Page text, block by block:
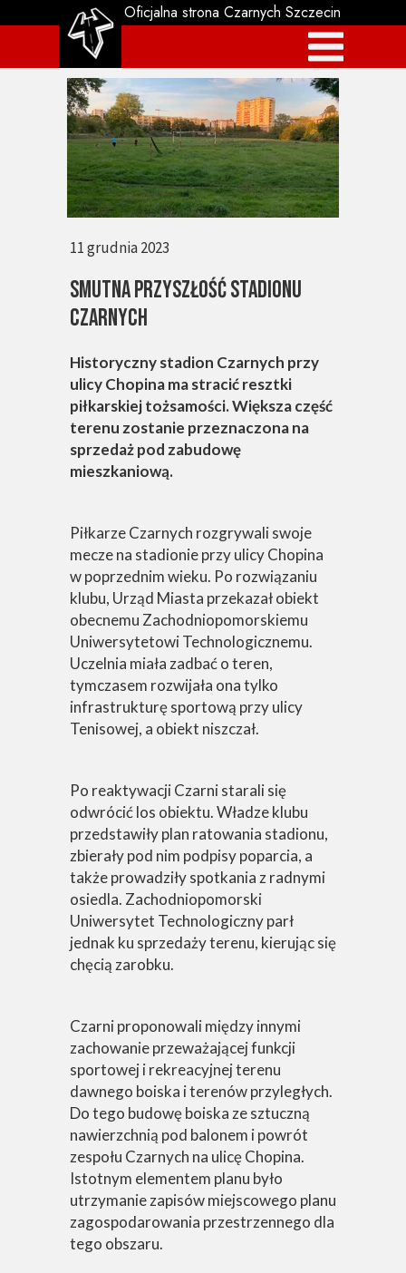
Historyczny stadion Czarnych przy
ulicy Chopina ma stracić resztki
piłkarskiej tożsamości. Większa część
terenu zostanie przeznaczona na
sprzedaż pod zabudowę
mieszkaniową.
Piłkarze Czarnych rozgrywali swoje
mecze na stadionie przy ulicy Chopina
w poprzednim wieku. Po rozwiązaniu
klubu, Urząd Miasta przekazał obiekt
obecnemu Zachodniopomorskiemu
Uniwersytetowi Technologicznemu.
Uczelnia miała zadbać o teren,
tymczasem rozwijała ona tylko
infrastrukturę sportową przy ulicy
Tenisowej, a obiekt niszczał.
Po reaktywacji Czarni starali się
odwrócić los obiektu. Władze klubu
przedstawiły plan ratowania stadionu,
zbierały pod nim podpisy poparcia, a
także prowadziły spotkania z radnymi
osiedla. Zachodniopomorski
Uniwersytet Technologiczny parł
jednak ku sprzedaży terenu, kierując się
chęcią zarobku.
Czarni proponowali między innymi
zachowanie przeważającej funkcji
sportowej i rekreacyjnej terenu
dawnego boiska i terenów przyległych.
Do tego budowę boiska ze sztuczną
nawierzchnią pod balonem i powrót
zespołu Czarnych na ulicę Chopina.
Istotnym elementem planu było
utrzymanie zapisów miejscowego planu
zagospodarowania przestrzennego dla
tego obszaru.
SMUTNA PRZYSZŁOŚĆ STADIONU
CZARNYCH
11 grudnia 2023
Oficjalna strona Czarnych Szczecin